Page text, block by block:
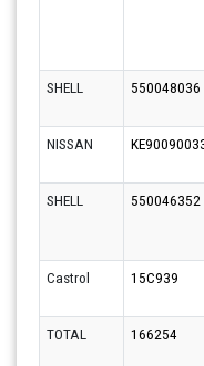
SHELL 550048036
NISSAN
SHELL
550046352
Castrol 15C939
TOTAL
166254